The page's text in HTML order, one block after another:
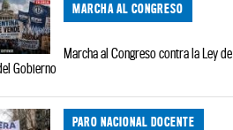
MARCHA AL CONGRESO
Marcha al Congreso contra la Ley de
Gobierno
PARO NACIONAL DOCENTE